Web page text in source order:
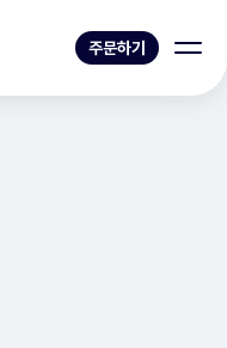
주문하기